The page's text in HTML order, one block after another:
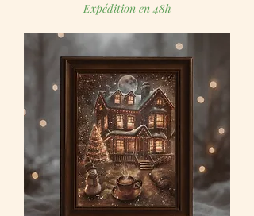
- Expédition en 48h -